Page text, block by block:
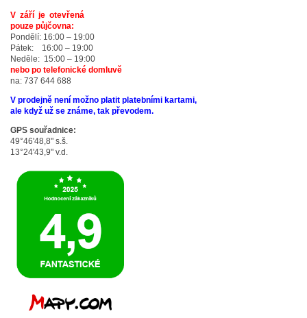
V září je otevřená
pouze půjčovna:
Pondělí: 16:00 – 19:00
Pátek: 16:00 – 19:00
Neděle: 15:00 – 19:00
nebo po telefonické domluvě
na: 737 644 688
V prodejně není možno platit platebními kartami,
ale když už se známe, tak převodem.
GPS souřadnice:
49°46'48,8" s.š.
13°24'43,9" v.d.